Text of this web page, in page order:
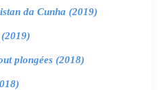
da Cunha (2019)
plongées (2018)